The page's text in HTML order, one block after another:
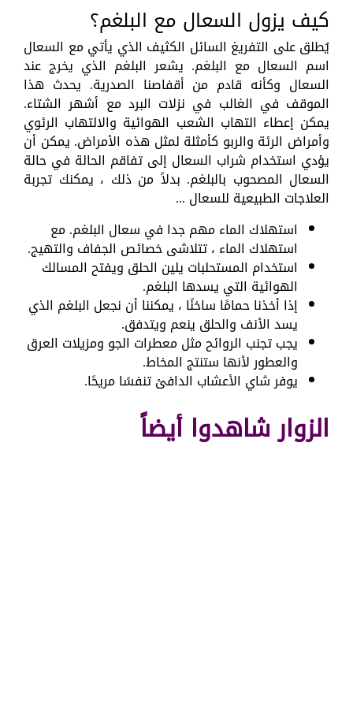
كيف يزول السعال مع البلغم؟
يُطلق على التفريغ السائل الكثيف الذي يأتي مع السعال
اسم السعال مع البلغم. يشعر البلغم الذي يخرج عند
السعال وكأنه قادم من أقفاصنا الصدرية. يحدث هذا
الموقف في الغالب في نزلات البرد مع أشهر الشتاء.
يمكن إعطاء التهاب الشعب الهوائية والالتهاب الرئوي
وأمراض الرئة والربو كأمثلة لمثل هذه الأمراض. يمكن أن
يؤدي استخدام شراب السعال إلى تفاقم الحالة في حالة
السعال المصحوب بالبلغم. بدلاً من ذلك ، يمكنك تجربة
العلاجات الطبيعية للسعال ...
استهلاك الماء مهم جدا في سعال البلغم. مع
استهلاك الماء ، تتلاشى خصائص الجفاف والتهيج.
استخدام المستحلبات يلين الحلق ويفتح المسالك
الهوائية التي يسدها البلغم.
إذا أخذنا حمامًا ساخنًا ، يمكننا أن نجعل البلغم الذي
يسد الأنف والحلق ينعم ويتدفق.
يجب تجنب الروائح مثل معطرات الجو ومزيلات العرق
والعطور لأنها ستنتج المخاط.
يوفر شاي الأعشاب الدافئ تنفسًا مريحًا.
الزوار شاهدوا أيضاً